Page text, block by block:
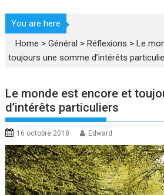
You are here
Home >Général >Réflexions >Le
toujours une somme d’intérêts
Le monde est encore et
d’intérêts particuliers
16 octobre 2018 Edward